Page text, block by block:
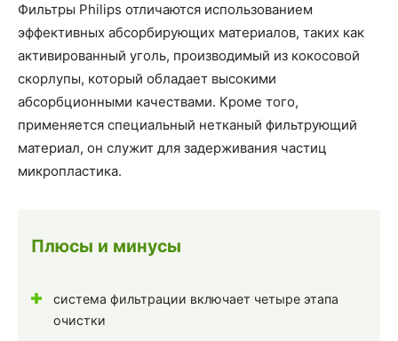
Фильтры Philips отличаются использованием
эффективных абсорбирующих материалов, таких как
активированный уголь, производимый из кокосовой
скорлупы, который обладает высокими
абсорбционными качествами. Кроме того,
применяется специальный нетканый фильтрующий
материал, он служит для задерживания частиц
микропластика.
Плюсы и минусы
система фильтрации включает четыре этапа
очистки